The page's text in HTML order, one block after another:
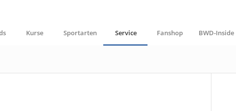
Kurse Sportarten Service Fanshop BWD-Inside